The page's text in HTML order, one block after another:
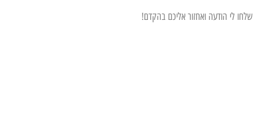
שלחו לי הודעה ואחזור אליכם בהקדם!